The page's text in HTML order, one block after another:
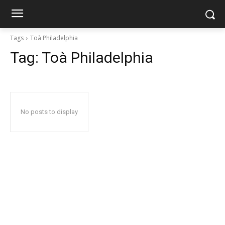
Tags Toà Philadelphia
Tag: Toà Philadelphia
No posts to display